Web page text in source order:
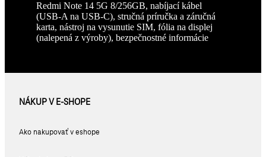
Redmi Note 14 5G 8/256GB, nabíjací kábel
(USB-A na USB-C), stručná príručka a záručná
karta, nástroj na vysunutie SIM, fólia na displej
(nalepená z výroby), bezpečnostné informácie
NÁKUP V E-SHOPE
Ako nakupovať v eshope